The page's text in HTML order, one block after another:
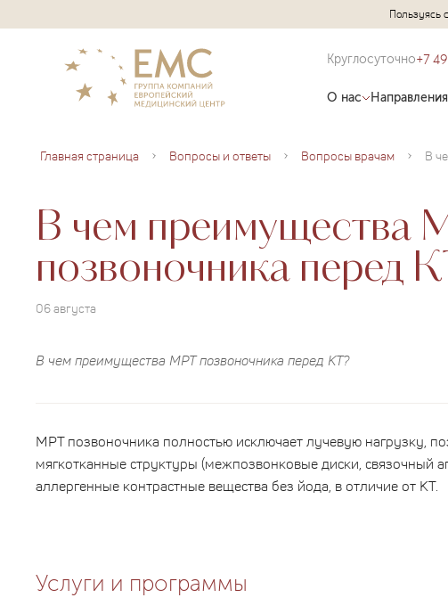
Пользуясь
Круглосуточно+7
О нас
Главная страница Вопросы и ответы Вопросы врачам
В чем преимущества
позвоночника перед
06 августа
В чем преимущества МРТ позвоночника перед КТ?
МРТ позвоночника полностью исключает лучевую нагрузку,
мягкотканные структуры (межпозвонковые диски, связочный
аллергенные контрастные вещества без йода, в отличие от КТ.
Услуги и программы